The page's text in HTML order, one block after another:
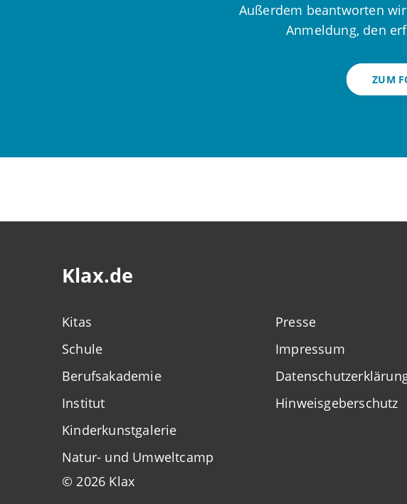
Außerdem beantworten
Anmeldung, den
ZUM
Klax.de
Kitas
Schule
Berufsakademie
Institut
Kinderkunstgalerie
Natur- und Umweltcamp
Presse
Impressum
Hinweisgeberschutz
© 2026 Klax